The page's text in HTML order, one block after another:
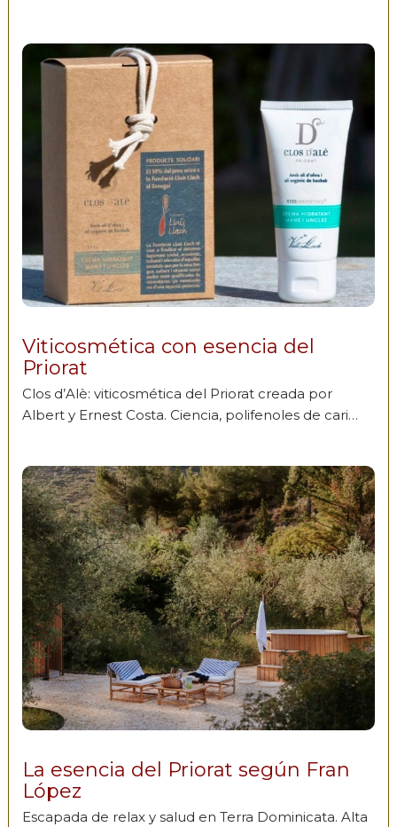
Viticosmética con esencia del
Priorat
Clos d’Alè: viticosmética del Priorat creada por
Albert y Ernest Costa. Ciencia, polifenoles de cari…
La esencia del Priorat según Fran
López
Escapada de relax y salud en Terra Dominicata. Alta